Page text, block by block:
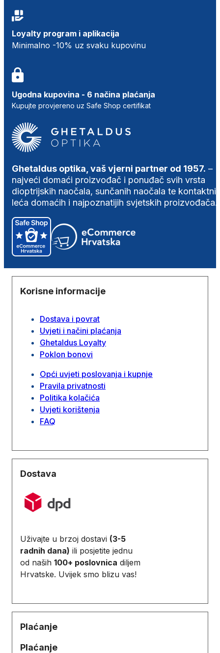
Loyalty program i aplikacija
Minimalno -10% uz svaku kupovinu
Ugodna kupovina - 6 načina plaćanja
Kupujte provjereno uz Safe Shop certifikat
Ghetaldus optika, vaš vjerni partner od 1957. –
najveći domaći proizvođač i ponuđač svih vrsta
dioptrijskih naočala, sunčanih naočala te
leća domaćih i najpoznatijih svjetskih proizvođača.
Korisne informacije
Dostava i povrat
Uvjeti i načini plaćanja
Ghetaldus Loyalty
Poklon bonovi
Opći uvjeti poslovanja i kupnje
Pravila privatnosti
Politika kolačića
Uvjeti korištenja
FAQ
Dostava
Uživajte u brzoj dostavi (3-5
radnih dana) ili posjetite jednu
od naših 100+ poslovnica diljem
Hrvatske. Uvijek smo blizu vas!
Plaćanje
Plaćanje